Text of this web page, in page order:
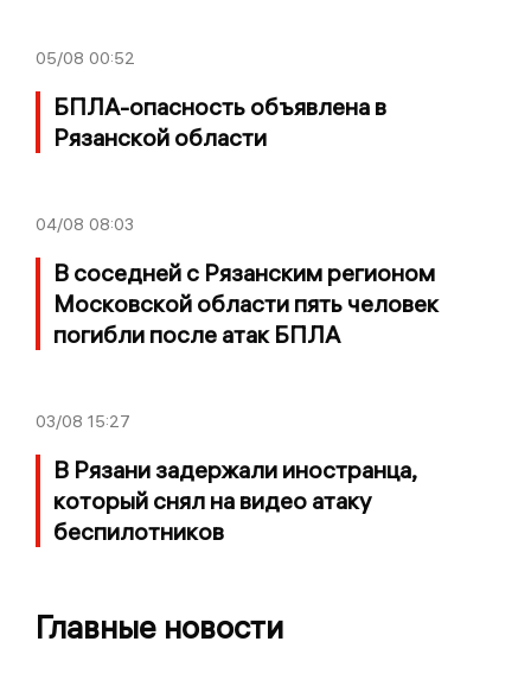
05/08 00:52
БПЛА-опасность объявлена в
Рязанской области
04/08 08:03
В соседней с Рязанским регионом
Московской области пять человек
погибли после атак БПЛА
03/08 15:27
В Рязани задержали иностранца,
который снял на видео атаку
беспилотников
Главные новости